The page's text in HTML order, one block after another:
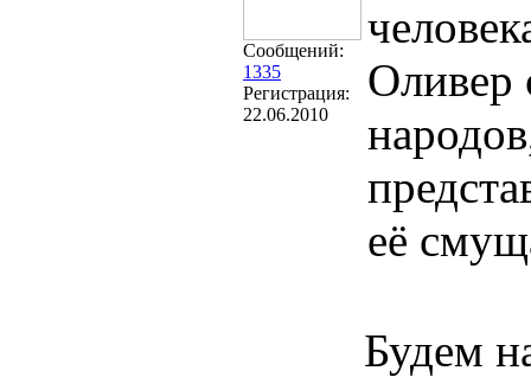
Сообщений:
1335
Регистрация:
22.06.2010
Оливер
её
Будем